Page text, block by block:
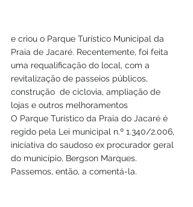
e criou o Parque Turístico Municipal da
Praia de Jacaré. Recentemente, foi feita
uma requalificação do local, com a
revitalização de passeios públicos,
construção  de ciclovia, ampliação de
lojas e outros melhoramentos
O Parque Turístico da Praia do Jacaré é
regido pela Lei municipal n.º 1.340/2.006,
iniciativa do saudoso ex procurador geral
do município, Bergson Marques.
Passemos, então, a comentá-la.